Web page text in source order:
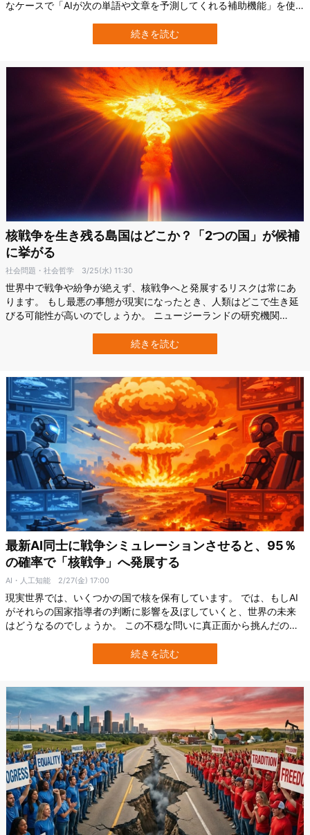
なケースで「AIが次の単語や文章を予測してくれる補助機能」を使
University）の研究チームは、AIによる文章補完機能が、社会的な争
点に対するユーザーの意見や態度を、気づかれにくい形で変える可
続きを読む
核戦争を生き残る島国はどこか？「2つの国」が候補
に挙がる
社会問題・社会哲学 3/25(水) 11:30
世界中で戦争や紛争が絶えず、核戦争へと発展するリスクは常にあ
ります。 もし最悪の事態が現実になったとき、人類はどこで生き延
びる可能性が高いのでしょうか。 ニュージーランドの研究機関
場合でも、比較的持ちこたえやすい島国はどこかを分析しました。
その結果、複数の候補国の中でも、特にオーストラリア（正確には
続きを読む
最新AI同士に戦争シミュレーションさせると、95％
の確率で「核戦争」へ発展する
AI・人工知能 2/27(金) 17:00
現実世界では、いくつかの国で核を保有しています。 では、もしAI
がそれらの国家指導者の判断に影響を及ぼしていくと、世界の未来
はどうなるのでしょうか。 この不穏な問いに真正面から挑んだの
氏による最新研究です。 彼は、最先端の大規模言語モデル同士を
「核危機シミュレーション」で対戦させ、AIが極限状況でどのよう
続きを読む